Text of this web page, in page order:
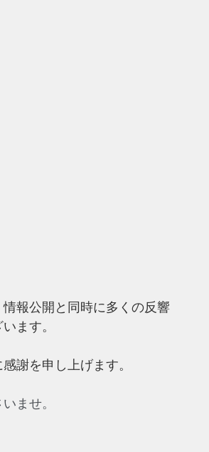
情報公開と同時に多くの反響
ます。
謝を申し上げます。
ませ。